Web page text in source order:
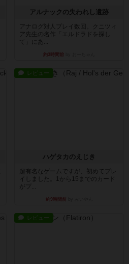
アルナックの失われし遺跡
アナログ対人プレイ数回。クニツィ
ア先生の名作「エルドラドを探し
て」にあ...
約3時間前
レビュー
ハゲタカのえじき
超有名なゲームですが、初めてプレ
イしました。1から15までのカード
がプ...
約9時間前
レビュー